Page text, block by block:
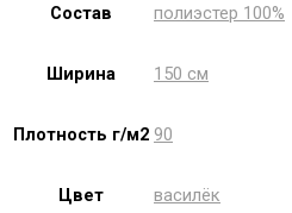
Состав полиэстер 100%
Ширина 150 см
Плотность г/м2 90
Цвет василёк